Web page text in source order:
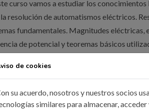
curso vamos a estudiar los
resolución de automatismos eléctricos.
fundamentales. Magnitudes eléctricas,
de potencial y teoremas básicos
y mucho más....
MÁS
de cookies
su acuerdo, nosotros y nuestros socios
similares para almacenar,